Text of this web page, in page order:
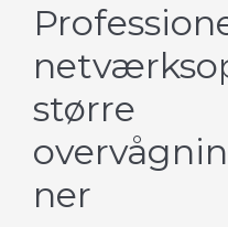
større
ner